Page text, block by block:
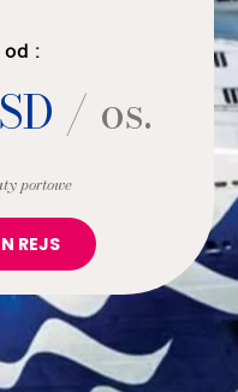
:
/ os.
portowe
REJS